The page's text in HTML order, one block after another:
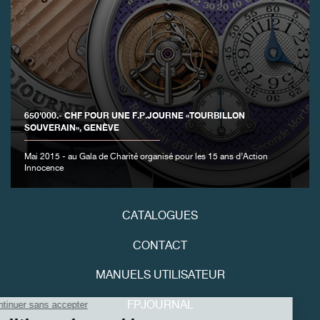
650'000.- CHF POUR UNE F.P.JOURNE «TOURBILLON
SOUVERAIN», GENÈVE
Mai 2015 - au Gala de Charité organisé pour les 15 ans d’Action
Innocence
CATALOGUES
CONTACT
MANUELS UTILISATEUR
FPJOURNAL
FAUX